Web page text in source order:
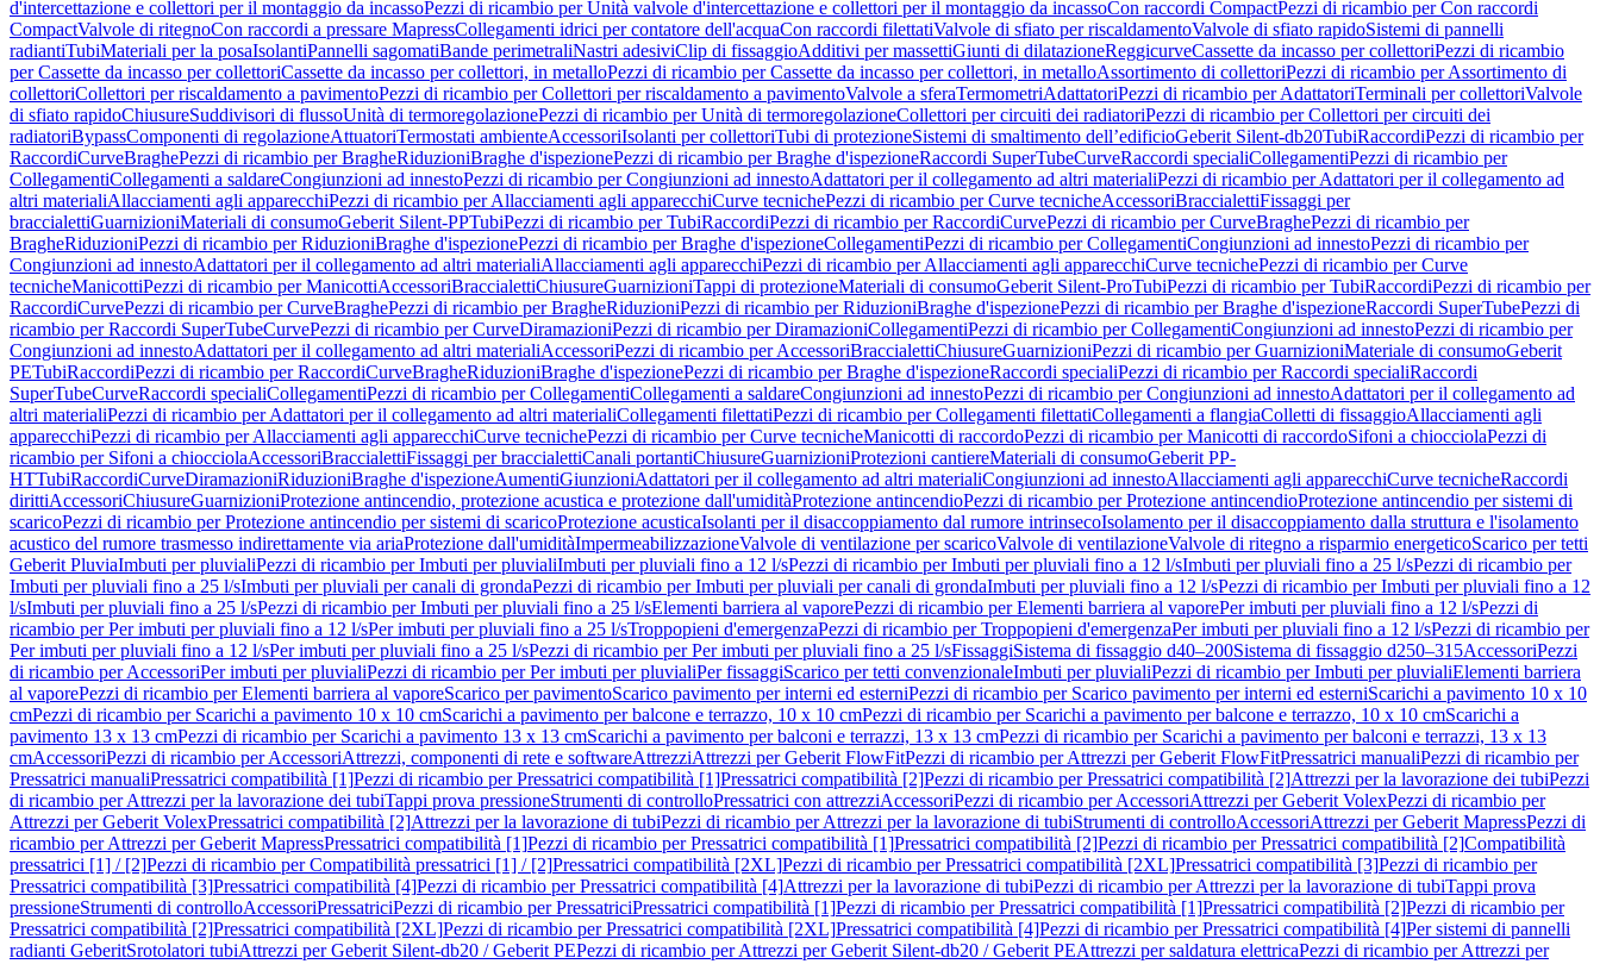
d'intercettazione e collettori per il montaggio da incassoPezzi di ricambio per Unità valvole d'intercettazione e collettori per il montaggio da incassoCon raccordi CompactPezzi di ricambio per Con raccordi
CompactValvole di ritegnoCon raccordi a pressare MapressCollegamenti idrici per contatore dell'acquaCon raccordi filettatiValvole di sfiato per riscaldamentoValvole di sfiato rapidoSistemi di pannelli
radiantiTubiMateriali per la posaIsolantiPannelli sagomatiBande perimetraliNastri adesiviClip di fissaggioAdditivi per massettiGiunti di dilatazioneReggicurveCassette da incasso per collettoriPezzi di ricambio
per Cassette da incasso per collettoriCassette da incasso per collettori, in metalloPezzi di ricambio per Cassette da incasso per collettori, in metalloAssortimento di collettoriPezzi di ricambio per Assortimento di
collettoriCollettori per riscaldamento a pavimentoPezzi di ricambio per Collettori per riscaldamento a pavimentoValvole a sferaTermometriAdattatoriPezzi di ricambio per AdattatoriTerminali per collettoriValvole
di sfiato rapidoChiusureSuddivisori di flussoUnità di termoregolazionePezzi di ricambio per Unità di termoregolazioneCollettori per circuiti dei radiatoriPezzi di ricambio per Collettori per circuiti dei
radiatoriBypassComponenti di regolazioneAttuatoriTermostati ambienteAccessoriIsolanti per collettoriTubi di protezioneSistemi di smaltimento dell’edificioGeberit Silent-db20TubiRaccordiPezzi di ricambio per
RaccordiCurveBraghePezzi di ricambio per BragheRiduzioniBraghe d'ispezionePezzi di ricambio per Braghe d'ispezioneRaccordi SuperTubeCurveRaccordi specialiCollegamentiPezzi di ricambio per
CollegamentiCollegamenti a saldareCongiunzioni ad innestoPezzi di ricambio per Congiunzioni ad innestoAdattatori per il collegamento ad altri materialiPezzi di ricambio per Adattatori per il collegamento ad
altri materialiAllacciamenti agli apparecchiPezzi di ricambio per Allacciamenti agli apparecchiCurve tecnichePezzi di ricambio per Curve tecnicheAccessoriBraccialettiFissaggi per
braccialettiGuarnizioniMateriali di consumoGeberit Silent-PPTubiPezzi di ricambio per TubiRaccordiPezzi di ricambio per RaccordiCurvePezzi di ricambio per CurveBraghePezzi di ricambio per
BragheRiduzioniPezzi di ricambio per RiduzioniBraghe d'ispezionePezzi di ricambio per Braghe d'ispezioneCollegamentiPezzi di ricambio per CollegamentiCongiunzioni ad innestoPezzi di ricambio per
Congiunzioni ad innestoAdattatori per il collegamento ad altri materialiAllacciamenti agli apparecchiPezzi di ricambio per Allacciamenti agli apparecchiCurve tecnichePezzi di ricambio per Curve
tecnicheManicottiPezzi di ricambio per ManicottiAccessoriBraccialettiChiusureGuarnizioniTappi di protezioneMateriali di consumoGeberit Silent-ProTubiPezzi di ricambio per TubiRaccordiPezzi di ricambio per
RaccordiCurvePezzi di ricambio per CurveBraghePezzi di ricambio per BragheRiduzioniPezzi di ricambio per RiduzioniBraghe d'ispezionePezzi di ricambio per Braghe d'ispezioneRaccordi SuperTubePezzi di
ricambio per Raccordi SuperTubeCurvePezzi di ricambio per CurveDiramazioniPezzi di ricambio per DiramazioniCollegamentiPezzi di ricambio per CollegamentiCongiunzioni ad innestoPezzi di ricambio per
Congiunzioni ad innestoAdattatori per il collegamento ad altri materialiAccessoriPezzi di ricambio per AccessoriBraccialettiChiusureGuarnizioniPezzi di ricambio per GuarnizioniMateriale di consumoGeberit
PETubiRaccordiPezzi di ricambio per RaccordiCurveBragheRiduzioniBraghe d'ispezionePezzi di ricambio per Braghe d'ispezioneRaccordi specialiPezzi di ricambio per Raccordi specialiRaccordi
SuperTubeCurveRaccordi specialiCollegamentiPezzi di ricambio per CollegamentiCollegamenti a saldareCongiunzioni ad innestoPezzi di ricambio per Congiunzioni ad innestoAdattatori per il collegamento ad
altri materialiPezzi di ricambio per Adattatori per il collegamento ad altri materialiCollegamenti filettatiPezzi di ricambio per Collegamenti filettatiCollegamenti a flangiaColletti di fissaggioAllacciamenti agli
apparecchiPezzi di ricambio per Allacciamenti agli apparecchiCurve tecnichePezzi di ricambio per Curve tecnicheManicotti di raccordoPezzi di ricambio per Manicotti di raccordoSifoni a chiocciolaPezzi di
ricambio per Sifoni a chiocciolaAccessoriBraccialettiFissaggi per braccialettiCanali portantiChiusureGuarnizioniProtezioni cantiereMateriali di consumoGeberit PP-
HTTubiRaccordiCurveDiramazioniRiduzioniBraghe d'ispezioneAumentiGiunzioniAdattatori per il collegamento ad altri materialiCongiunzioni ad innestoAllacciamenti agli apparecchiCurve tecnicheRaccordi
dirittiAccessoriChiusureGuarnizioniProtezione antincendio, protezione acustica e protezione dall'umiditàProtezione antincendioPezzi di ricambio per Protezione antincendioProtezione antincendio per sistemi di
scaricoPezzi di ricambio per Protezione antincendio per sistemi di scaricoProtezione acusticaIsolanti per il disaccoppiamento dal rumore intrinsecoIsolamento per il disaccoppiamento dalla struttura e l'isolamento
acustico del rumore trasmesso indirettamente via ariaProtezione dall'umiditàImpermeabilizzazioneValvole di ventilazione per scaricoValvole di ventilazioneValvole di ritegno a risparmio energeticoScarico per tetti
Geberit PluviaImbuti per pluvialiPezzi di ricambio per Imbuti per pluvialiImbuti per pluviali fino a 12 l/sPezzi di ricambio per Imbuti per pluviali fino a 12 l/sImbuti per pluviali fino a 25 l/sPezzi di ricambio per
Imbuti per pluviali fino a 25 l/sImbuti per pluviali per canali di grondaPezzi di ricambio per Imbuti per pluviali per canali di grondaImbuti per pluviali fino a 12 l/sPezzi di ricambio per Imbuti per pluviali fino a 12
l/sImbuti per pluviali fino a 25 l/sPezzi di ricambio per Imbuti per pluviali fino a 25 l/sElementi barriera al vaporePezzi di ricambio per Elementi barriera al vaporePer imbuti per pluviali fino a 12 l/sPezzi di
ricambio per Per imbuti per pluviali fino a 12 l/sPer imbuti per pluviali fino a 25 l/sTroppopieni d'emergenzaPezzi di ricambio per Troppopieni d'emergenzaPer imbuti per pluviali fino a 12 l/sPezzi di ricambio per
Per imbuti per pluviali fino a 12 l/sPer imbuti per pluviali fino a 25 l/sPezzi di ricambio per Per imbuti per pluviali fino a 25 l/sFissaggiSistema di fissaggio d40–200Sistema di fissaggio d250–315AccessoriPezzi
di ricambio per AccessoriPer imbuti per pluvialiPezzi di ricambio per Per imbuti per pluvialiPer fissaggiScarico per tetti convenzionaleImbuti per pluvialiPezzi di ricambio per Imbuti per pluvialiElementi barriera
al vaporePezzi di ricambio per Elementi barriera al vaporeScarico per pavimentoScarico pavimento per interni ed esterniPezzi di ricambio per Scarico pavimento per interni ed esterniScarichi a pavimento 10 x 10
cmPezzi di ricambio per Scarichi a pavimento 10 x 10 cmScarichi a pavimento per balcone e terrazzo, 10 x 10 cmPezzi di ricambio per Scarichi a pavimento per balcone e terrazzo, 10 x 10 cmScarichi a
pavimento 13 x 13 cmPezzi di ricambio per Scarichi a pavimento 13 x 13 cmScarichi a pavimento per balconi e terrazzi, 13 x 13 cmPezzi di ricambio per Scarichi a pavimento per balconi e terrazzi, 13 x 13
cmAccessoriPezzi di ricambio per AccessoriAttrezzi, componenti di rete e softwareAttrezziAttrezzi per Geberit FlowFitPezzi di ricambio per Attrezzi per Geberit FlowFitPressatrici manualiPezzi di ricambio per
Pressatrici manualiPressatrici compatibilità [1]Pezzi di ricambio per Pressatrici compatibilità [1]Pressatrici compatibilità [2]Pezzi di ricambio per Pressatrici compatibilità [2]Attrezzi per la lavorazione dei tubiPezzi
di ricambio per Attrezzi per la lavorazione dei tubiTappi prova pressioneStrumenti di controlloPressatrici con attrezziAccessoriPezzi di ricambio per AccessoriAttrezzi per Geberit VolexPezzi di ricambio per
Attrezzi per Geberit VolexPressatrici compatibilità [2]Attrezzi per la lavorazione di tubiPezzi di ricambio per Attrezzi per la lavorazione di tubiStrumenti di controlloAccessoriAttrezzi per Geberit MapressPezzi di
ricambio per Attrezzi per Geberit MapressPressatrici compatibilità [1]Pezzi di ricambio per Pressatrici compatibilità [1]Pressatrici compatibilità [2]Pezzi di ricambio per Pressatrici compatibilità [2]Compatibilità
pressatrici [1] / [2]Pezzi di ricambio per Compatibilità pressatrici [1] / [2]Pressatrici compatibilità [2XL]Pezzi di ricambio per Pressatrici compatibilità [2XL]Pressatrici compatibilità [3]Pezzi di ricambio per
Pressatrici compatibilità [3]Pressatrici compatibilità [4]Pezzi di ricambio per Pressatrici compatibilità [4]Attrezzi per la lavorazione di tubiPezzi di ricambio per Attrezzi per la lavorazione di tubiTappi prova
pressioneStrumenti di controlloAccessoriPressatriciPezzi di ricambio per PressatriciPressatrici compatibilità [1]Pezzi di ricambio per Pressatrici compatibilità [1]Pressatrici compatibilità [2]Pezzi di ricambio per
Pressatrici compatibilità [2]Pressatrici compatibilità [2XL]Pezzi di ricambio per Pressatrici compatibilità [2XL]Pressatrici compatibilità [4]Pezzi di ricambio per Pressatrici compatibilità [4]Per sistemi di pannelli
radianti GeberitSrotolatori tubiAttrezzi per Geberit Silent-db20 / Geberit PEPezzi di ricambio per Attrezzi per Geberit Silent-db20 / Geberit PEAttrezzi per saldatura elettricaPezzi di ricambio per Attrezzi per